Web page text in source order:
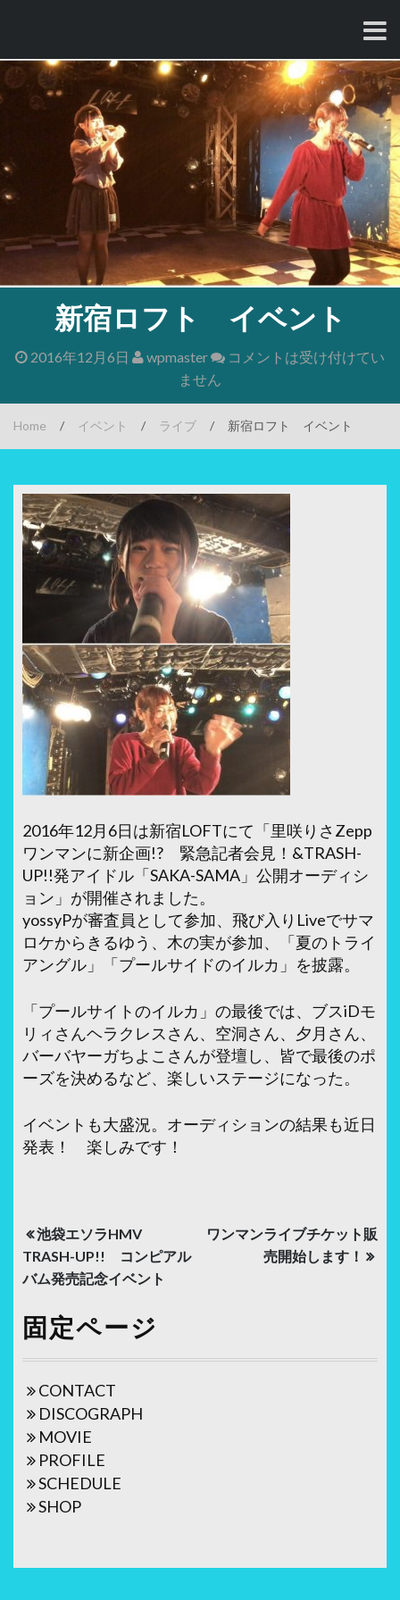
テ
ツ
キ
ッ
プ
新宿ロフト イベント
2016年12月6日 wpmaster
コメントは受け付けてい
ません
Home / イベント / ライブ / 新宿ロフト イベント
2016年12月6日は新宿LOFTにて「里咲りさZepp
ワンマンに新企画!? 緊急記者会見！&TRASH-
UP!!発アイドル「SAKA-SAMA」公開オーディシ
ョン」が開催されました。
yossyPが審査員として参加、飛び入りLiveでサマ
ロケからきるゆう、木の実が参加、「夏のトライ
アングル」「プールサイドのイルカ」を披露。
「プールサイトのイルカ」の最後では、ブスiDモ
リィさんヘラクレスさん、空洞さん、夕月さん、
バーバヤーガちよこさんが登壇し、皆で最後のポ
ーズを決めるなど、楽しいステージになった。
イベントも大盛況。オーディションの結果も近日
発表！ 楽しみです！
投
稿
ナ
ビ
ゲ
ー
シ
ョ
ン
池袋エソラHMV
TRASH-UP!! コンピアル
バム発売記念イベント
ワンマンライブチケット販
売開始します！
固定ページ
CONTACT
DISCOGRAPH
MOVIE
PROFILE
SCHEDULE
SHOP